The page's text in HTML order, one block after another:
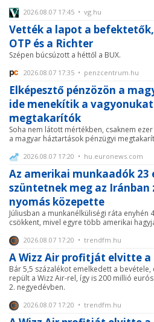
2026.08.07 17:45 • vg.hu
Vették a lapot a
OTP és a Richter
Szépen búcsúzott a héttől a BUX.
2026.08.07 17:35 • penzcentrum.hu
Elképesztő pénzözön a
ide menekítik a
megtakarítók
Soha nem látott mértékben, csaknem
a magyar háztartások pénzügyi
2026.08.07 17:20 • hu.euronews.com
Az amerikai munkaadók 23
szüntetnek meg az
nyomás közepette
Júliusban a munkanélküliségi ráta enyhén
csökkent, mivel egyre több amerikai
2026.08.07 17:20 • trendfm.hu
A Wizz Air profitját elvitte a
Bár 5,5 százalékot emelkedett a
repült a Wizz Air-rel, így is 200 millió
2. negyedévben.
2026.08.07 17:20 • trendfm.hu